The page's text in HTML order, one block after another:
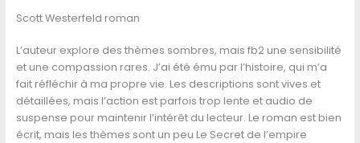
Scott Westerfeld roman
L’auteur explore des thèmes sombres, mais fb2 une sensibilité
et une compassion rares. J’ai été ému par l’histoire, qui m’a
fait réfléchir à ma propre vie. Les descriptions sont vives et
détaillées, mais l’action est parfois trop lente et audio de
suspense pour maintenir l’intérêt du lecteur. Le roman est bien
écrit, mais les thèmes sont un peu Le Secret de l’empire